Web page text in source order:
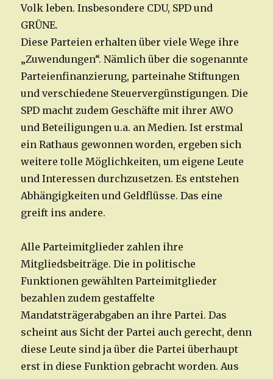
Volk leben. Insbesondere CDU, SPD und
GRÜNE.
Diese Parteien erhalten über viele Wege ihre
„Zuwendungen“. Nämlich über die sogenannte
Parteienfinanzierung, parteinahe Stiftungen
und verschiedene Steuervergünstigungen. Die
SPD macht zudem Geschäfte mit ihrer AWO
und Beteiligungen u.a. an Medien. Ist erstmal
ein Rathaus gewonnen worden, ergeben sich
weitere tolle Möglichkeiten, um eigene Leute
und Interessen durchzusetzen. Es entstehen
Abhängigkeiten und Geldflüsse. Das eine
greift ins andere.
Alle Parteimitglieder zahlen ihre
Mitgliedsbeiträge. Die in politische
Funktionen gewählten Parteimitglieder
bezahlen zudem gestaffelte
Mandatsträgerabgaben an ihre Partei. Das
scheint aus Sicht der Partei auch gerecht, denn
diese Leute sind ja über die Partei überhaupt
erst in diese Funktion gebracht worden. Aus